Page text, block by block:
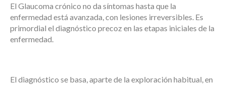
El Glaucoma crónico no da síntomas hasta que la
enfermedad está avanzada, con lesiones irreversibles. Es
primordial el diagnóstico precoz en las etapas iniciales de la
enfermedad.
El diagnóstico se basa, aparte de la exploración habitual, en